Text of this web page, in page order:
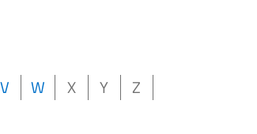
V W X Y Z